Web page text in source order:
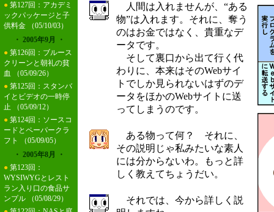
● 第127回：アカデミ
ックパッケージと子
供料金
（05/10/03）
・ 2005年9月 ・
● 第126回：ブルース
クリーンと朝礼の貧
血
（05/09/26）
● 第125回：スタンバ
イとビデオの一時停
止
（05/09/12）
● 第124回：ソースコ
ードとペーパークラ
フト
（05/09/05）
・ 2005年8月 ・
● 第123回：
WYSIWYGとレスト
ラン入り口の食品サ
ンプル
（05/08/29）
人間は入れませんが、“ある
物”は入れます。それに、奪う
のはお金ではなく、貴重なデ
ータです。
そして裏口から出て行く代
わりに、本来はそのWebサイ
トでしか見られないはずのデ
ータをほかのWebサイトに送
ってしまうのです。
ある物って何？ それに、
その説明じゃ私みたいな素人
には分からないわ。もっと詳
しく教えてちょうだい。
それでは、今から詳しく説